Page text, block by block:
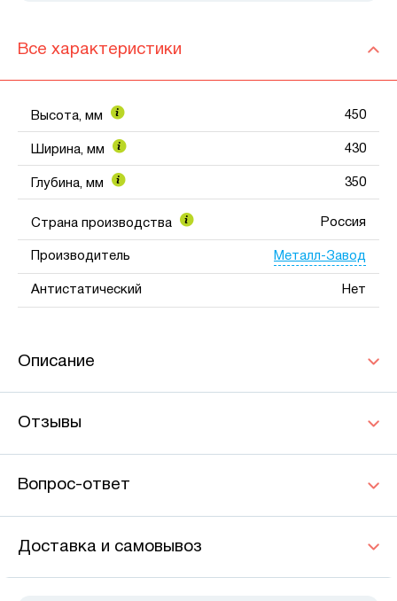
Все характеристики
Высота, мм 450
Ширина, мм 430
Глубина, мм 350
Страна производства Россия
Производитель Металл-Завод
Антистатический Нет
Описание
Отзывы
Вопрос-ответ
Доставка и самовывоз